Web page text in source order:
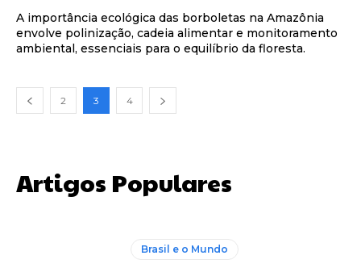
A importância ecológica das borboletas na Amazônia
envolve polinização, cadeia alimentar e monitoramento
ambiental, essenciais para o equilíbrio da floresta.
2 3 4
Artigos Populares
Brasil e o Mundo